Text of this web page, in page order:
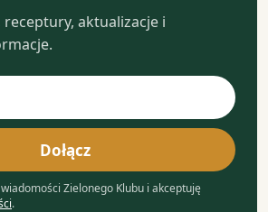
aktualizacje i
Dołącz
Zielonego Klubu i akceptuję
.